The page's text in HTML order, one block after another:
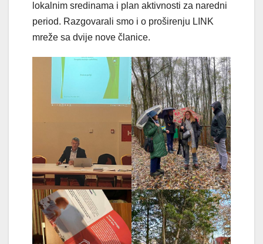
lokalnim sredinama i plan aktivnosti za naredni
period. Razgovarali smo i o proširenju LINK
mreže sa dvije nove članice.